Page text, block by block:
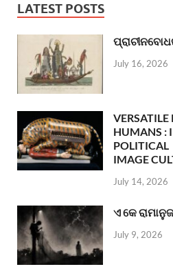
LATEST POSTS
July 16, 2026
HUMANS :
POLITICAL
IMAGE
July 14, 2026
ଏ କେ
July 9, 2026